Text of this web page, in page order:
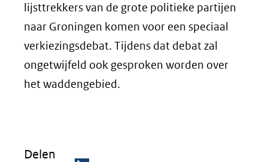
lijsttrekkers van de grote politieke partijen
naar Groningen komen voor een speciaal
verkiezingsdebat. Tijdens dat debat zal
ongetwijfeld ook gesproken worden over
het waddengebied.
Delen